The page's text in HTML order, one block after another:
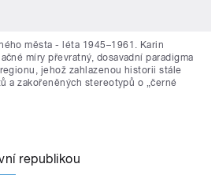
města - léta 1945–1961. Karin
míry převratný, dosavadní paradigma
jehož zahlazenou historii stále
a zakořeněných stereotypů o „černé
republikou